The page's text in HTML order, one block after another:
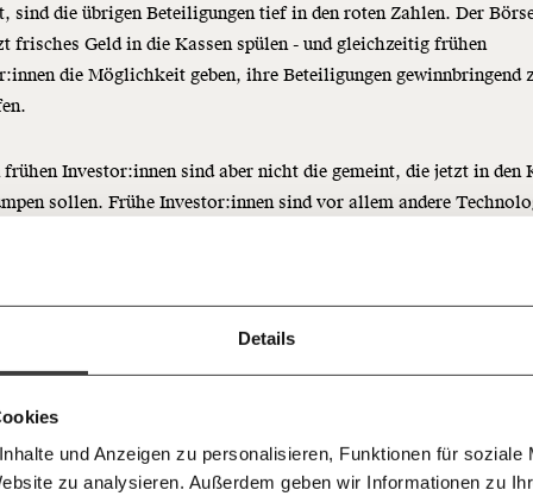
Details
und Anzeigen zu personalisieren, Funktionen für soziale
zu analysieren. Außerdem geben wir Informationen zu
Immer
dem
unseren
E-Mail-
Knackig
unsere Wirtschaft so
das wird auch so bleiben.
6017
50€
Facebook Mastodon
sind die übrigen Beteiligungen tief in den roten Zahlen. Der
frisches Geld in die Kassen spülen - und gleichzeitig frühen
die Möglichkeit geben, ihre Beteiligungen gewinnbringend
frühen Investor:innen sind aber nicht die gemeint, die jetzt in den
sollen. Frühe Investor:innen sind vor allem andere
Prozent der Anteile von SpaceX wurden jetzt im Juni an die Börse
Die jetzt öffentlich verkauften Klasse-A-Aktien verfügen über
bei Aktionärsentscheidungen. Die Klasse-B-Aktien, die vor
die bringen hingegen zehn Stimmen pro Aktie .